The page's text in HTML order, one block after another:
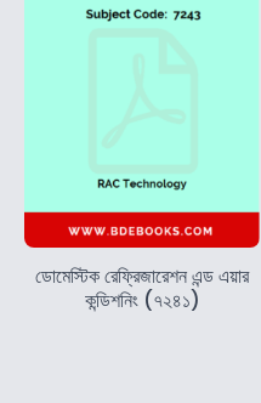
ডোমেস্টিক রেফ্রিজারেশন এন্ড এয়ার
কন্ডিশনিং (৭২৪১)